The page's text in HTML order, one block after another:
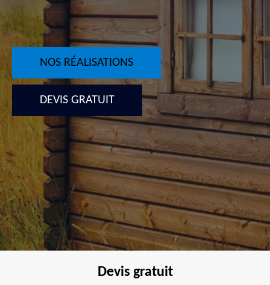
NOS RÉALISATIONS
DEVIS GRATUIT
Devis gratuit